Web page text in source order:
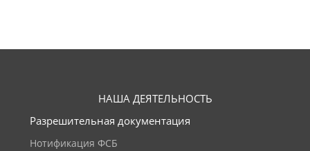
НАША ДЕЯТЕЛЬНОСТЬ
Разрешительная документация
Нотификация ФСБ